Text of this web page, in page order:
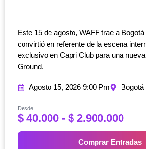
Este 15 de agosto, WAFF trae a
convirtió en referente de la escena
exclusivo en Capri Club para una
Ground.
Agosto 15, 2026 9:00 Pm Bogotá
Desde
$40.000 - $2.900.000R
n
Comprar Entradas